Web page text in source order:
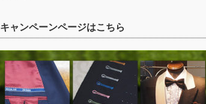
キャンペーンページはこちら